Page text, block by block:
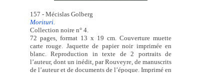
157 - Mécislas Golberg
Morituri.
Collection noire n° 4.
72 pages, format 13 x 19 cm. Couverture muette
carte rouge. Jaquette de papier noir imprimée en
blanc. Reproduction in texte de 2 portraits de
l’auteur, dont un inédit, par Rouveyre, de manuscrits
de l’auteur et de documents de l’époque. Imprimé en